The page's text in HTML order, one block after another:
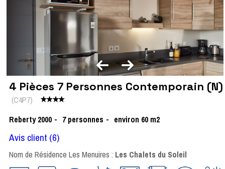
4 Pièces 7 Personnes Contemporain (N)
(C4P7)
Reberty 2000
7 personnes environ 60 m2
Avis client (6)
Nom de Résidence Les Menuires : Les Chalets du Soleil